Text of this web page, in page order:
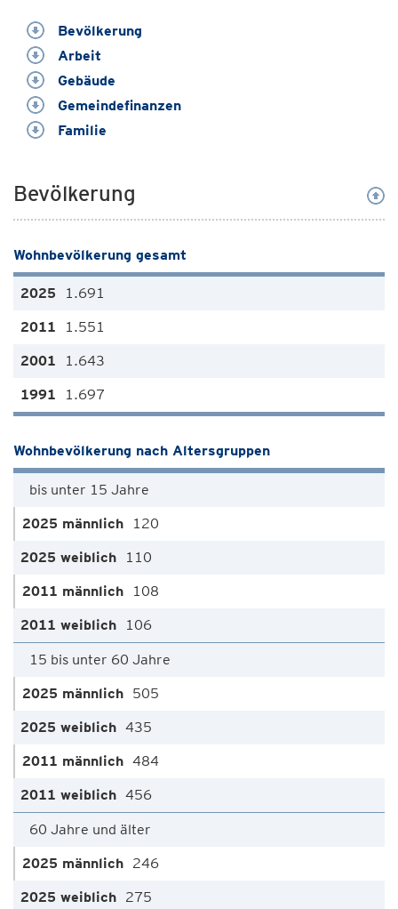
Bevölkerung
Arbeit
Gebäude
Gemeindefinanzen
Familie
Bevölkerung
Wohnbevölkerung gesamt
1.691
1.551
1.643
1.697
Wohnbevölkerung nach Altersgruppen
bis unter 15 Jahre
120
110
108
106
15 bis unter 60 Jahre
505
435
484
456
60 Jahre und älter
246
275